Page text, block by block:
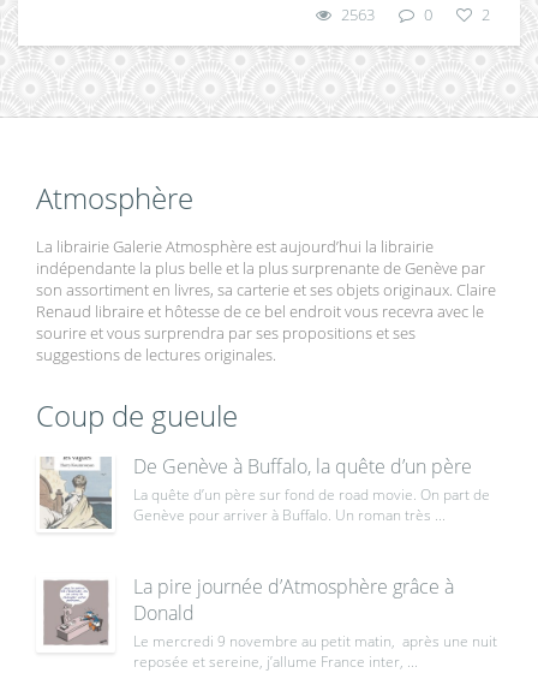
2563 0 2
Atmosphère
La librairie Galerie Atmosphère est aujourd’hui la librairie
indépendante la plus belle et la plus surprenante de Genève par
son assortiment en livres, sa carterie et ses objets originaux. Claire
Renaud libraire et hôtesse de ce bel endroit vous recevra avec le
sourire et vous surprendra par ses propositions et ses
suggestions de lectures originales.
Coup de gueule
De Genève à Buffalo, la quête d’un père
La quête d’un père sur fond de road movie. On part de
Genève pour arriver à Buffalo. Un roman très ...
La pire journée d’Atmosphère grâce à
Donald
Le mercredi 9 novembre au petit matin, après une nuit
reposée et sereine, j’allume France inter, ...